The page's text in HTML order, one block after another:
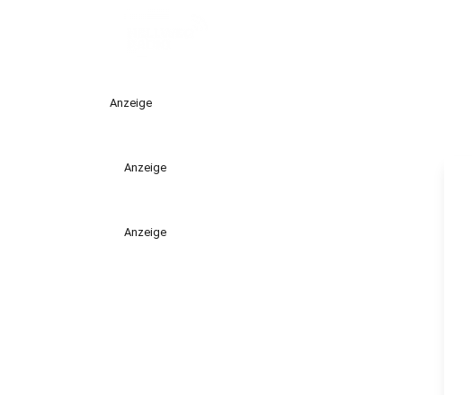
Anzeige
Anzeige
Anzeige